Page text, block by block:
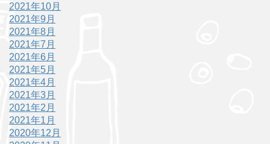
2021年10月
2021年9月
2021年8月
2021年7月
2021年6月
2021年5月
2021年4月
2021年3月
2021年2月
2021年1月
2020年12月